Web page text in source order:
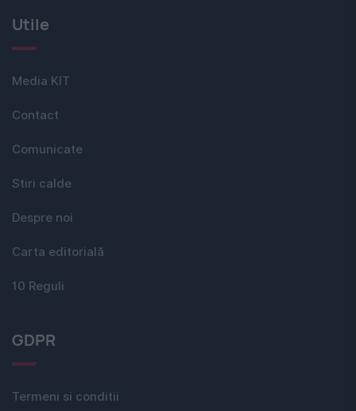
Utile
Media KIT
Contact
Comunicate
Stiri calde
Despre noi
Carta editorială
10 Reguli
GDPR
Termeni si conditii